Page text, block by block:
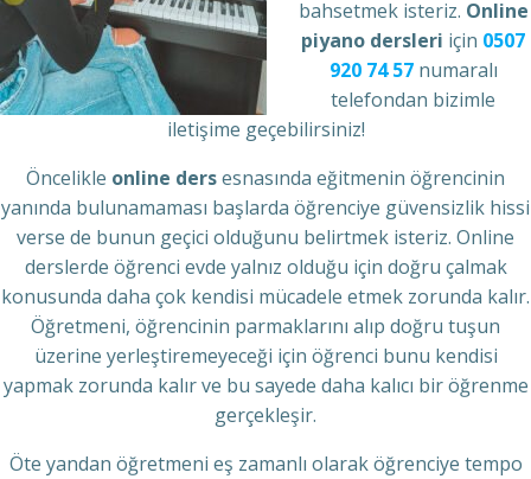
bahsetmek isteriz. Online
piyano dersleri için 0507
920 74 57 numaralı
telefondan bizimle
iletişime geçebilirsiniz!
Öncelikle online dersesnasında eğitmenin öğrencinin
yanında bulunamaması başlarda öğrenciye güvensizlik hissi
verse de bunun geçici olduğunu belirtmek isteriz. Online
derslerde öğrenci evde yalnız olduğu için doğru çalmak
konusunda daha çok kendisi mücadele etmek zorunda kalır.
Öğretmeni, öğrencinin parmaklarını alıp doğru tuşun
üzerine yerleştiremeyeceği için öğrenci bunu kendisi
yapmak zorunda kalır ve bu sayede daha kalıcı bir öğrenme
gerçekleşir.
Öte yandan öğretmeni eş zamanlı olarak öğrenciye tempo